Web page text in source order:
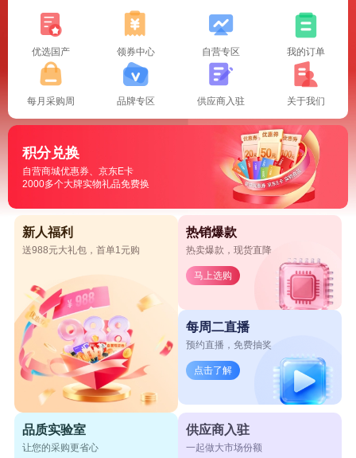
优选国产 领券中心 自营专区 我的订单
每月采购周 品牌专区 供应商入驻 关于我们
积分兑换
自营商城优惠券、京东E卡
2000多个大牌实物礼品免费换
新人福利
送988元大礼包，首单1元购
热销爆款
热卖爆款，现货直降
马上选购
每周二直播
预约直播，免费抽奖
点击了解
品质实验室
让您的采购更省心
供应商入驻
一起做大市场份额